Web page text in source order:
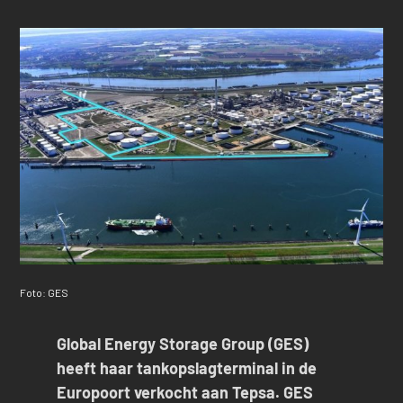
Foto: GES
Global Energy Storage Group (GES)
heeft haar tankopslagterminal in de
Europoort verkocht aan Tepsa. GES